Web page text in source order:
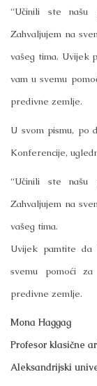
“Učinili ste našu
Zahvaljujem na
vašeg tima. Uvijek
vam u svemu
predivne zemlje.
U svom pismu, po
Konferencije,
“Učinili ste našu
Zahvaljujem na
vašeg tima.
Uvijek pamtite
svemu pomoći
predivne zemlje.
Mona Haggag
Profesor klasične
Aleksandrijski